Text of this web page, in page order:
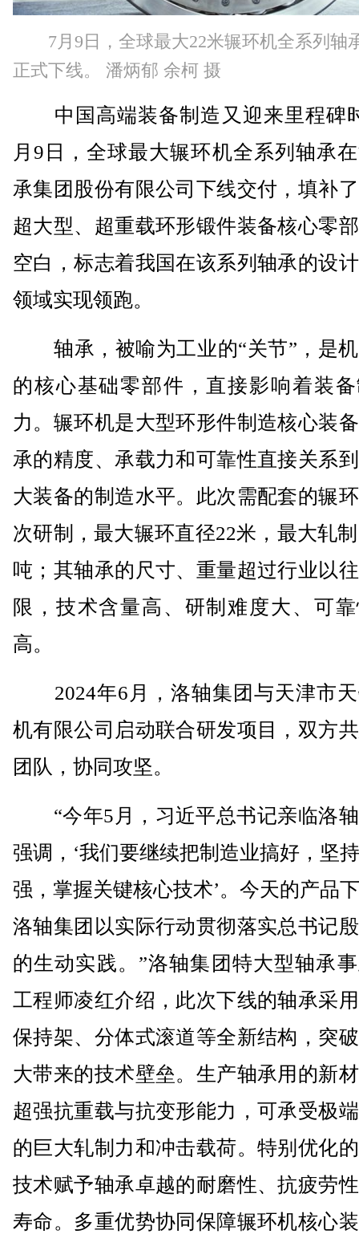
7月9日，全球最大22米辗环机全系列轴
正式下线。 潘炳郁 余柯 摄
中国高端装备制造又迎来里程碑
月9日，全球最大辗环机全系列轴承
承集团股份有限公司下线交付，填补
超大型、超重载环形锻件装备核心零
空白，标志着我国在该系列轴承的设
领域实现领跑。
轴承，被喻为工业的“关节”，是
的核心基础零部件，直接影响着装
力。辗环机是大型环形件制造核心装
承的精度、承载力和可靠性直接关系
大装备的制造水平。此次需配套的辗
次研制，最大辗环直径22米，最大轧
吨；其轴承的尺寸、重量超过行业以
限，技术含量高、研制难度大、可
高。
2024年6月，洛轴集团与天津市天
机有限公司启动联合研发项目，双方
团队，协同攻坚。
“今年5月，习近平总书记亲临洛
强调，‘我们要继续把制造业搞好，坚
强，掌握关键核心技术’。今天的产品
洛轴集团以实际行动贯彻落实总书记
的生动实践。”洛轴集团特大型轴承
工程师凌红介绍，此次下线的轴承采
保持架、分体式滚道等全新结构，突
大带来的技术壁垒。生产轴承用的新
超强抗重载与抗变形能力，可承受极
的巨大轧制力和冲击载荷。特别优化
技术赋予轴承卓越的耐磨性、抗疲劳
寿命。多重优势协同保障辗环机核心